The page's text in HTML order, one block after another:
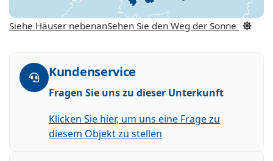
Siehe Häuser nebenanSehen Sie den Weg der Sonne
Kundenservice
Fragen Sie uns zu dieser Unterkunft
Klicken Sie hier, um uns eine Frage zu
diesem Objekt zu stellen